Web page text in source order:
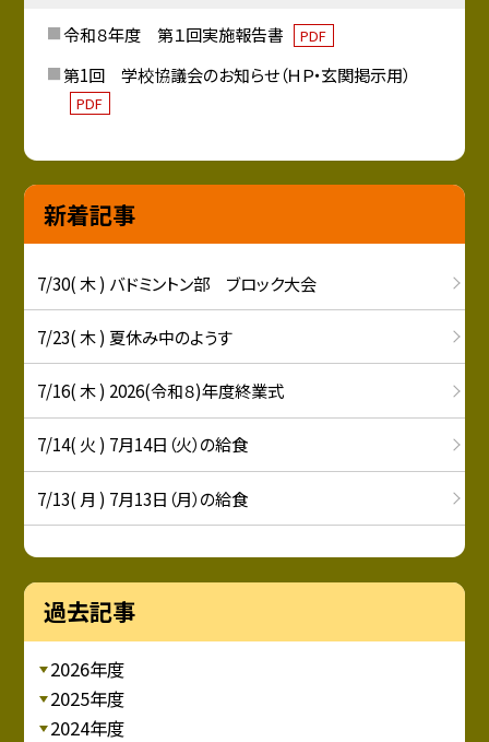
令和８年度 第１回実施報告書 PDF
第1回 学校協議会のお知らせ（ＨＰ・玄関掲示用）
PDF
新着記事
7/30( 木 ) バドミントン部 ブロック大会
7/23( 木 ) 夏休み中のようす
7/16( 木 ) 2026(令和８)年度終業式
7/14( 火 ) 7月14日（火）の給食
7/13( 月 ) 7月13日（月）の給食
過去記事
2026年度
2025年度
2024年度